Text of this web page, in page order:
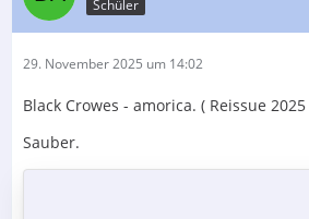
Schüler
29. November 2025 um 14:02
Black Crowes - amorica. ( Reissue 2025
Sauber.